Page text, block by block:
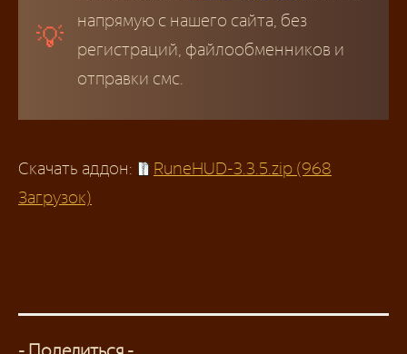
напрямую с нашего сайта, без
регистраций, файлообменников и
отправки смс.
Скачать аддон:
RuneHUD-3.3.5.zip (968
Загрузок)